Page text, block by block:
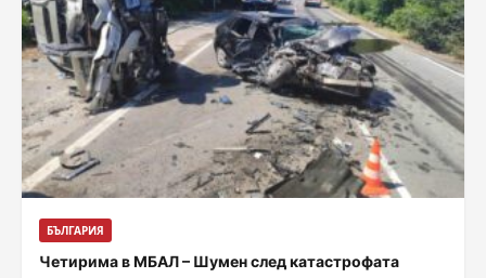
БЪЛГАРИЯ
Четирима в МБАЛ – Шумен след катастрофата